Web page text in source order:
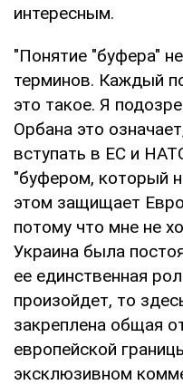
интересным.
"Понятие "буфера"
терминов. Каждый
это такое. Я
Орбана это
вступать в ЕС и
"буфером, который
этом защищает
потому что мне не
Украина была
ее единственная
произойдет, то
закреплена общая
европейской
эксклюзивном